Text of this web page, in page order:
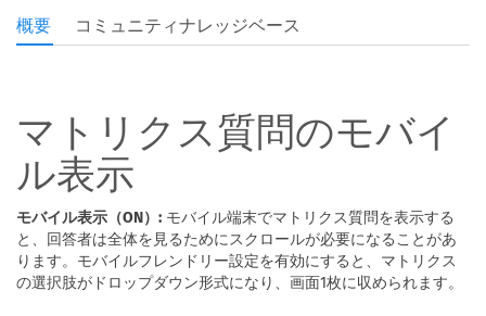
概要 コミュニティナレッジベース
マトリクス質問のモバイ
ル表示
モバイル表示（ON）: モバイル端末でマトリクス質問を表示する
と、回答者は全体を見るためにスクロールが必要になることがあ
ります。モバイルフレンドリー設定を有効にすると、マトリクス
の選択肢がドロップダウン形式になり、画面1枚に収められます。